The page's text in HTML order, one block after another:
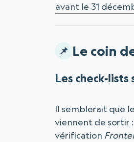
avant le 31
Le coin
Les check-lists
Il semblerait que
viennent de sortir
vérification